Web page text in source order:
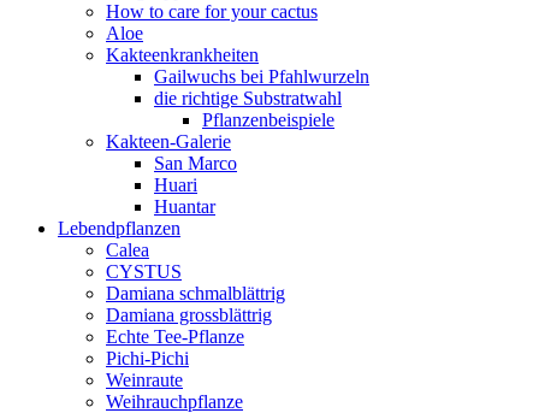
How to care for your cactus
Aloe
Kakteenkrankheiten
Gailwuchs bei Pfahlwurzeln
die richtige Substratwahl
Pflanzenbeispiele
Kakteen-Galerie
San Marco
Huari
Huantar
Lebendpflanzen
Calea
CYSTUS
Damiana schmalblättrig
Damiana grossblättrig
Echte Tee-Pflanze
Pichi-Pichi
Weinraute
Weihrauchpflanze